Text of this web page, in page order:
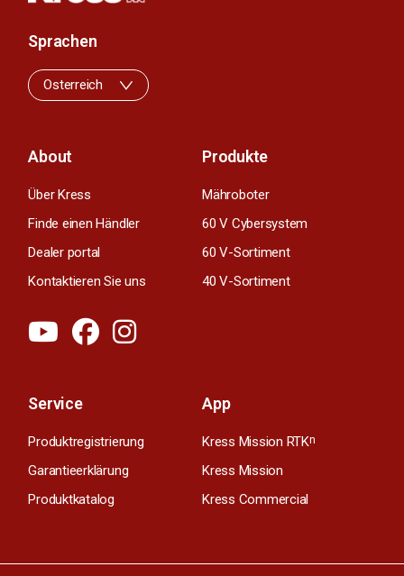
About
Über Kress
Finde einen Händler
Dealer portal
Kontaktieren Sie uns
Produkte
Mähroboter
60 V Cybersystem
60 V-Sortiment
40 V-Sortiment
Service
Produktregistrierung
Garantieerklärung
Produktkatalog
App
Kress Mission RTKn
Kress Mission
Kress Commercial
Sprachen
Osterreich